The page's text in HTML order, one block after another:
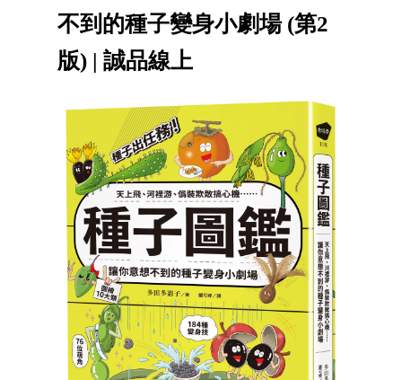
不到的種子變身小劇場 (第2
版) | 誠品線上